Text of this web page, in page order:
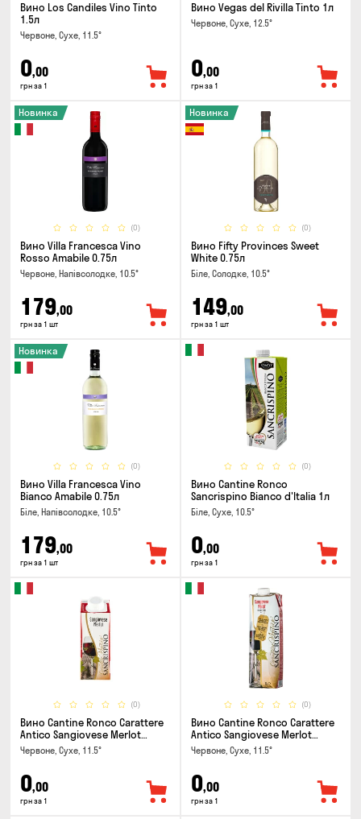
Вино Los Candiles Vino Tinto
1.5л
Червоне, Сухе, 11.5°
0,00
грн за 1
Вино Vegas del Rivilla Tinto 1л
Червоне, Сухе, 12.5°
0,00
грн за 1
(0)
Новинка
Вино Villa Francesca Vino
Rosso Amabile 0.75л
Червоне, Напівсолодке, 10.5°
179,00
грн за 1 шт
(0)
Новинка
Вино Fifty Provinces Sweet
White 0.75л
Біле, Солодке, 10.5°
149,00
грн за 1 шт
(0)
Новинка
Вино Villa Francesca Vino
Bianco Amabile 0.75л
Біле, Напівсолодке, 10.5°
179,00
грн за 1 шт
(0)
Вино Cantine Ronco
Sancrispino Bianco d'Italia 1л
Біле, Сухе, 10.5°
0,00
грн за 1
(0)
Вино Cantine Ronco Carattere
Antico Sangiovese Merlot
Rubicone IGT 0.25л
Червоне, Сухе, 11.5°
0,00
грн за 1
(0)
Вино Cantine Ronco Carattere
Antico Sangiovese Merlot
Rubicone IGT 1л
Червоне, Сухе, 11.5°
0,00
грн за 1